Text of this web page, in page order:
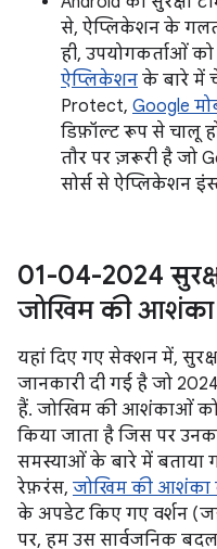
से, ऐप्लिकेशन के
ही, उपयोगकर्ताओं को
ऐप्लिकेशन के बारे में
Protect, Google
डिफ़ॉल्ट रूप से चालू
तौर पर ज़रूरी है जो
सोर्स से ऐप्लिकेशन
01-04-2024
जोखिम की आशंका
यहां दिए गए सेक्शन में,
जानकारी दी गई है जो
हैं. जोखिम की आशंकाओं को
किया जाता है जिस पर
समस्याओं के बारे में बताया
रेफ़रंस, जोखिम की आशंका
के अपडेट किए गए वर्शन
पर, हम उस सार्वजनिक